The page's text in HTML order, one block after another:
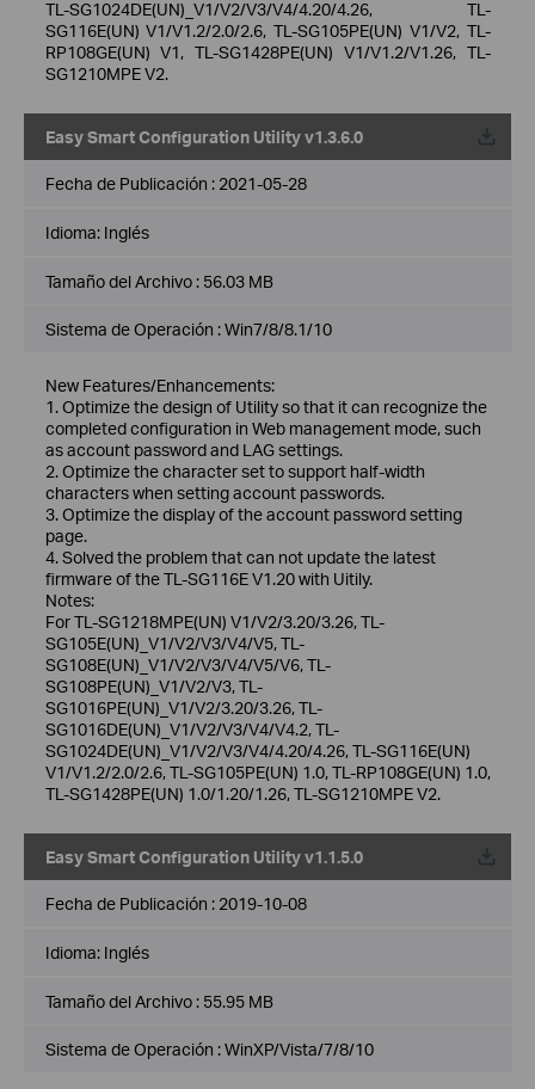
TL-SG1024DE(UN)_V1/V2/V3/V4/4.20/4.26, TL-
SG116E(UN) V1/V1.2/2.0/2.6, TL-SG105PE(UN) V1/V2, TL-
RP108GE(UN) V1, TL-SG1428PE(UN) V1/V1.2/V1.26, TL-
SG1210MPE V2.
Easy Smart Configuration Utility v1.3.6.0
Fecha de Publicación : 2021-05-28
Idioma: Inglés
Tamaño del Archivo : 56.03 MB
Sistema de Operación : Win7/8/8.1/10
New Features/Enhancements:
1. Optimize the design of Utility so that it can recognize the
completed configuration in Web management mode, such
as account password and LAG settings.
2. Optimize the character set to support half-width
characters when setting account passwords.
3. Optimize the display of the account password setting
page.
4. Solved the problem that can not update the latest
firmware of the TL-SG116E V1.20 with Uitily.
Notes:
For TL-SG1218MPE(UN) V1/V2/3.20/3.26, TL-
SG105E(UN)_V1/V2/V3/V4/V5, TL-
SG108E(UN)_V1/V2/V3/V4/V5/V6, TL-
SG108PE(UN)_V1/V2/V3, TL-
SG1016PE(UN)_V1/V2/3.20/3.26, TL-
SG1016DE(UN)_V1/V2/V3/V4/V4.2, TL-
SG1024DE(UN)_V1/V2/V3/V4/4.20/4.26, TL-SG116E(UN)
V1/V1.2/2.0/2.6, TL-SG105PE(UN) 1.0, TL-RP108GE(UN) 1.0,
TL-SG1428PE(UN) 1.0/1.20/1.26, TL-SG1210MPE V2.
Easy Smart Configuration Utility v1.1.5.0
Fecha de Publicación : 2019-10-08
Idioma: Inglés
Tamaño del Archivo : 55.95 MB
Sistema de Operación : WinXP/Vista/7/8/10